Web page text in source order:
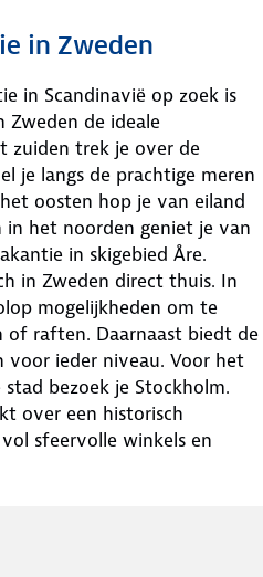
in Zweden
in Scandinavië op zoek is
de ideale
zuiden trek je over de
je langs de prachtige meren
oosten hop je van eiland
het noorden geniet je van
in skigebied Åre.
in Zweden direct thuis. In
mogelijkheden om te
of raften. Daarnaast biedt de
voor ieder niveau. Voor het
bezoek je Stockholm.
over een historisch
sfeervolle winkels en